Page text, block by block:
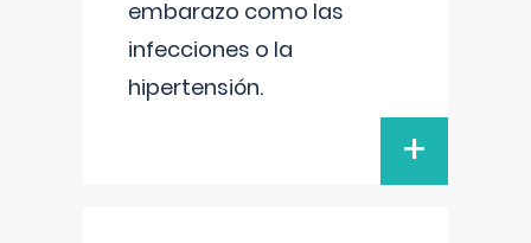
embarazo como las
infecciones o la
hipertensión.
+